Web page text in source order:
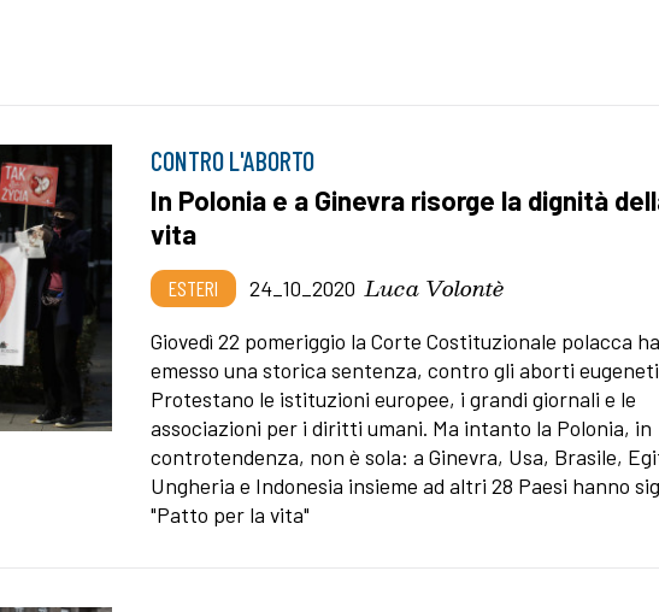
CONTRO L'ABORTO
In Polonia e a Ginevra risorge la dignità
vita
ESTERI 24_10_2020 Luca Volontè
Giovedì 22 pomeriggio la Corte Costituzionale polacca ha
emesso una storica sentenza, contro gli aborti
Protestano le istituzioni europee, i grandi giornali e le
associazioni per i diritti umani. Ma intanto la Polonia, in
controtendenza, non è sola: a Ginevra, Usa, Brasile,
Ungheria e Indonesia insieme ad altri 28 Paesi hanno
"Patto per la vita"